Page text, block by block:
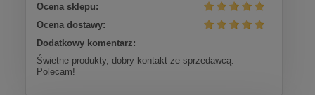
Ocena sklepu:
Ocena dostawy:
Dodatkowy komentarz:
Świetne produkty, dobry kontakt ze sprzedawcą.
Polecam!